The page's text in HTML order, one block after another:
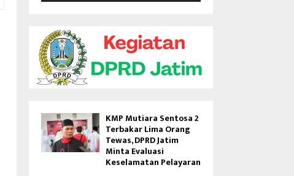
e
o
KMP Mutiara Sentosa 2
Terbakar Lima Orang
Tewas, DPRD Jatim
Minta Evaluasi
Keselamatan Pelayaran